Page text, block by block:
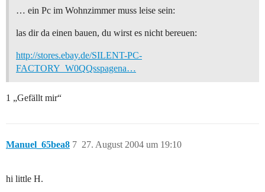
… ein Pc im Wohnzimmer muss leise sein:
las dir da einen bauen, du wirst es nicht bereuen:
http://stores.ebay.de/SILENT-PC-
FACTORY_W0QQsspagena…
1 „Gefällt mir“
Manuel_65bea8 27. August 2004 um 19:10
7
hi little H.